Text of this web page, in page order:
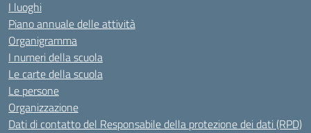
I luoghi
Piano annuale delle attività
Organigramma
I numeri della scuola
Le carte della scuola
Le persone
Organizzazione
Dati di contatto del Responsabile della protezione dei dati (RPD)